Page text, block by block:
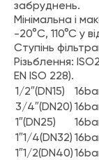
забруднень.
Мінімальна і
-20°C, 110°C у
Ступінь
Різьблення:
EN ISO 228).
1/2″(DN15)
3/4″(DN20)
1″(DN25)
1″1/4(DN32)
1″1/2(DN40)